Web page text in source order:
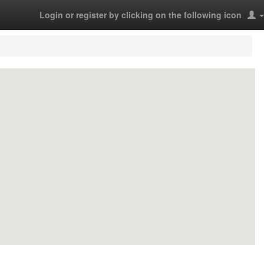
Login or register by clicking on the following icon